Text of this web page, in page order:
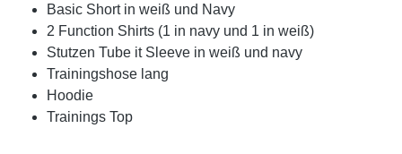
Basic Short in weiß und Navy
2 Function Shirts (1 in navy und 1 in weiß)
Stutzen Tube it Sleeve in weiß und navy
Trainingshose lang
Hoodie
Trainings Top